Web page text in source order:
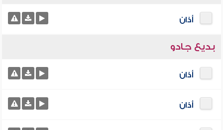
أذان
بديع جادو
أذان
أذان